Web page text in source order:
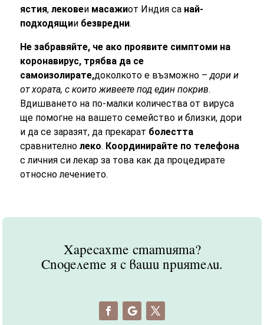
ястия,лековеи масажиот Индия са най-
подходящии безвредни.
Не забравяйте, че ако проявите симптоми на
коронавирус, трябва да се
самоизолирате,доколкото е възможно –дори и
от хората, с които живеете под един покрив.
Вдишването на по-малки количества от вируса
ще помогне на вашето семейство и близки, дори
и да се заразят, да прекарат болестта
сравнителнолеко. Координирайте по телефона
с личния си лекар за това как да процедирате
относно лечението.
Харесахте статията?
Споделете я с ваши приятели.